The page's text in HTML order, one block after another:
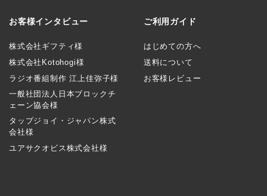
お客様インタビュー
株式会社ギフティ様
株式会社Kotohogi様
ラジオ番組制作 江上佳弥子様
一般社団法人日本ブロックチ
ェーン協会様
タップジョイ・ジャパン株式
会社様
ユアサクオビス株式会社様
ご利用ガイド
はじめての方へ
送料について
お客様レビュー